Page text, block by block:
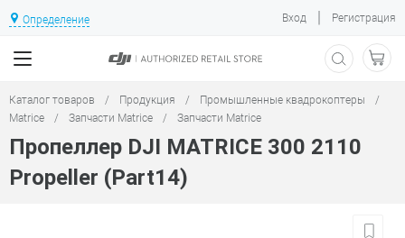
Определение Вход | Регистрация
Каталог товаров / Продукция / Промышленные квадрокоптеры
/
Matrice
/ Запчасти Matrice / Запчасти Matrice
Пропеллер DJI MATRICE 300 2110
Propeller (Part14)